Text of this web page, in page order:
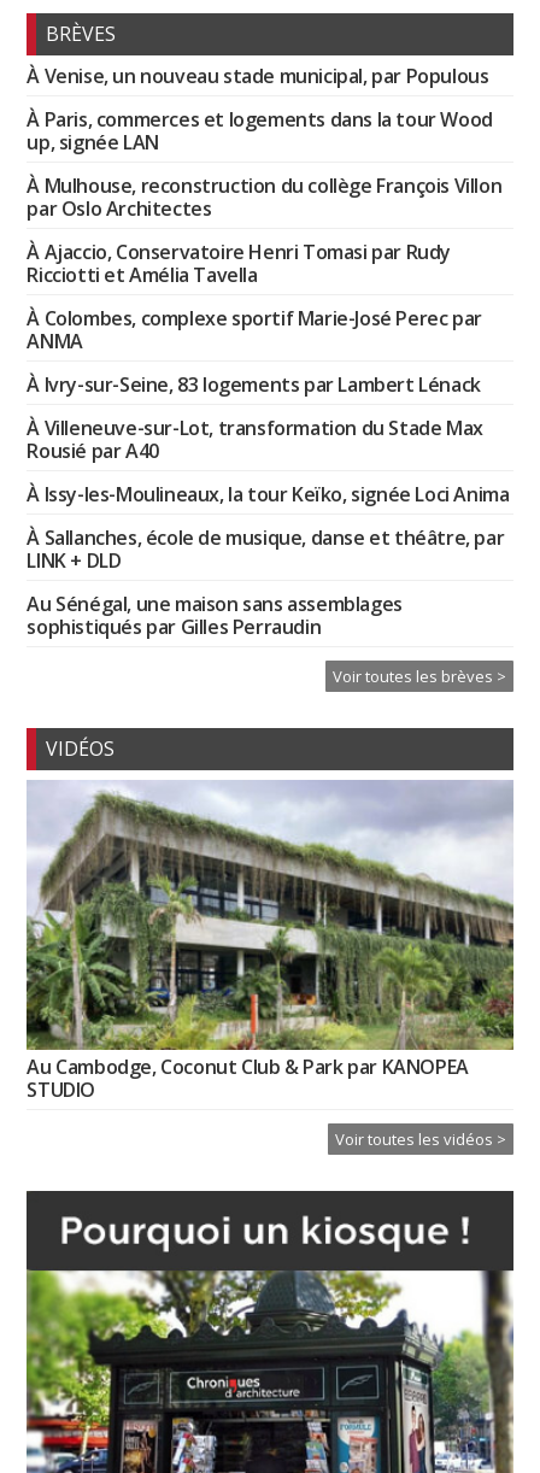
BRÈVES
À Venise, un nouveau stade municipal, par Populous
À Paris, commerces et logements dans la tour Wood
up, signée LAN
À Mulhouse, reconstruction du collège François Villon
par Oslo Architectes
À Ajaccio, Conservatoire Henri Tomasi par Rudy
Ricciotti et Amélia Tavella
À Colombes, complexe sportif Marie-José Perec par
ANMA
À Ivry-sur-Seine, 83 logements par Lambert Lénack
À Villeneuve-sur-Lot, transformation du Stade Max
Rousié par A40
À Issy-les-Moulineaux, la tour Keïko, signée Loci Anima
À Sallanches, école de musique, danse et théâtre, par
LINK + DLD
Au Sénégal, une maison sans assemblages
sophistiqués par Gilles Perraudin
Voir toutes les brèves >
VIDÉOS
Au Cambodge, Coconut Club & Park par KANOPEA
STUDIO
Voir toutes les vidéos >